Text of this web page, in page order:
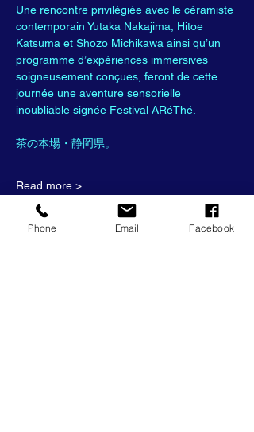
Une rencontre privilégiée avec le céramiste
contemporain Yutaka Nakajima, Hitoe
Katsuma et Shozo Michikawa ainsi qu’un
programme d’expériences immersives
soigneusement conçues, feront de cette
journée une aventure sensorielle
inoubliable signée Festival ARéThé.
茶の本場・静岡県。
Read more >
Tickets
Phone Email Facebook